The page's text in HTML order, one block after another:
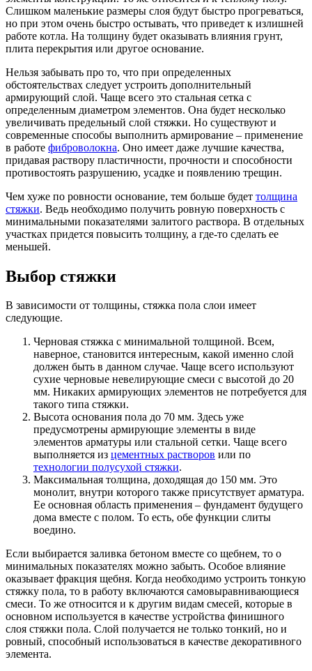
Слишком маленькие размеры слоя будут быстро прогреваться,
но при этом очень быстро остывать, что приведет к излишней
работе котла. На толщину будет оказывать влияния грунт,
плита перекрытия или другое основание.
Нельзя забывать про то, что при определенных
обстоятельствах следует устроить дополнительный
армирующий слой. Чаще всего это стальная сетка с
определенным диаметром элементов. Она будет несколько
увеличивать предельный слой стяжки. Но существуют и
современные способы выполнить армирование – применение
в работе фиброволокна. Оно имеет даже лучшие качества,
придавая раствору пластичности, прочности и способности
противостоять разрушению, усадке и появлению трещин.
Чем хуже по ровности основание, тем больше будет толщина
стяжки. Ведь необходимо получить ровную поверхность с
минимальными показателями залитого раствора. В отдельных
участках придется повысить толщину, а где-то сделать ее
меньшей.
Выбор стяжки
В зависимости от толщины, стяжка пола слои имеет
следующие.
Черновая стяжка с минимальной толщиной. Всем,
наверное, становится интересным, какой именно слой
должен быть в данном случае. Чаще всего используют
сухие черновые невелирующие смеси с высотой до 20
мм. Никаких армирующих элементов не потребуется для
такого типа стяжки.
Высота основания пола до 70 мм. Здесь уже
предусмотрены армирующие элементы в виде
элементов арматуры или стальной сетки. Чаще всего
выполняется из цементных растворов или по
технологии полусухой стяжки.
Максимальная толщина, доходящая до 150 мм. Это
монолит, внутри которого также присутствует арматура.
Ее основная область применения – фундамент будущего
дома вместе с полом. То есть, обе функции слиты
воедино.
Если выбирается заливка бетоном вместе со щебнем, то о
минимальных показателях можно забыть. Особое влияние
оказывает фракция щебня. Когда необходимо устроить тонкую
стяжку пола, то в работу включаются самовыравнивающиеся
смеси. То же относится и к другим видам смесей, которые в
основном используется в качестве устройства финишного
слоя стяжки пола. Слой получается не только тонкий, но и
ровный, способный использоваться в качестве декоративного
элемента.